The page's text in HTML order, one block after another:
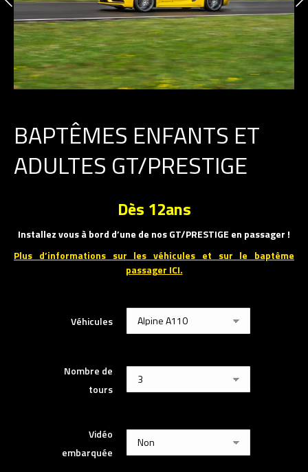
BAPTÊMES ENFANTS ET
ADULTES GT/PRESTIGE
Dès 12ans
Installez vous à bord d’une de nos GT/PRESTIGE en passager !
Plus d’informations sur les véhicules et sur le baptême
passager ICI.
Véhicules
Nombre de
tours
Vidéo
embarquée